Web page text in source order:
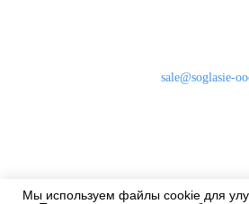
Мы используем файлы cookie для
sale@soglasie-